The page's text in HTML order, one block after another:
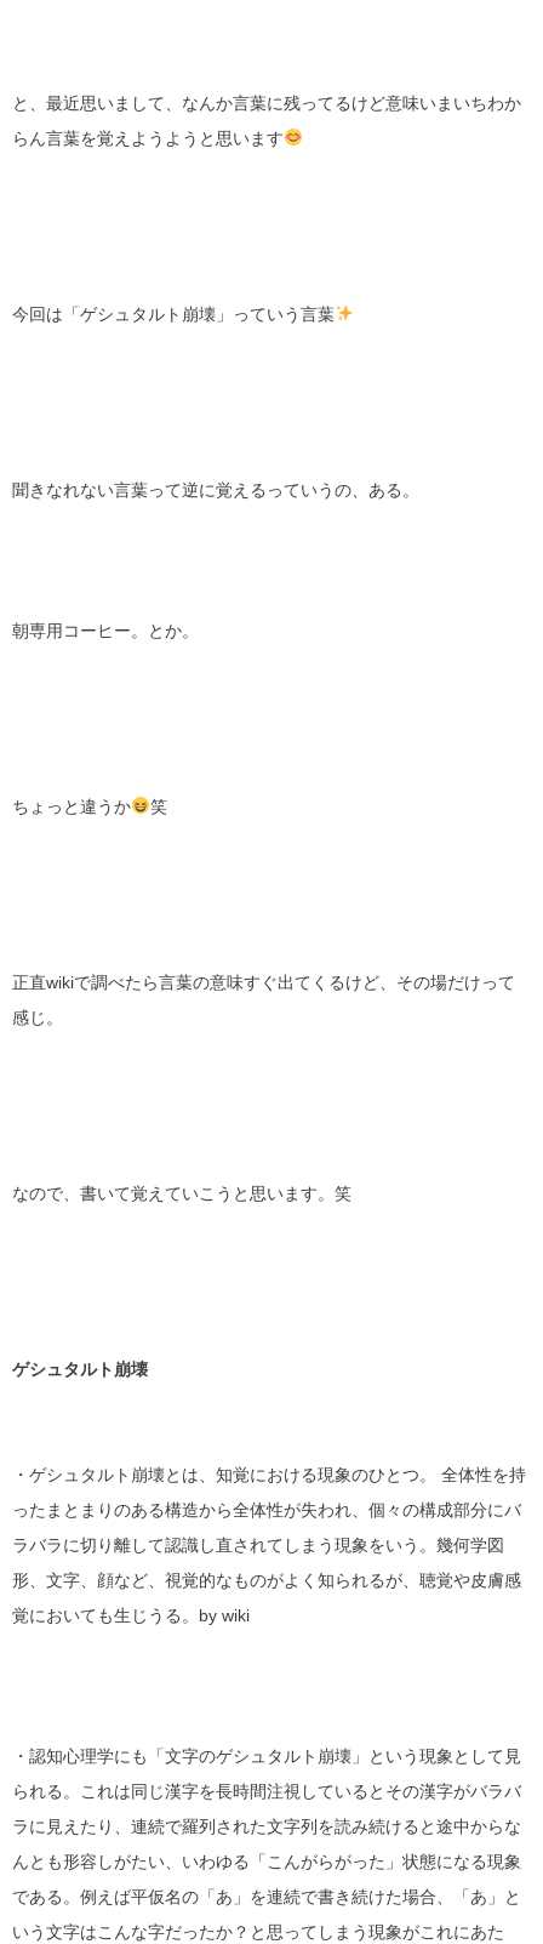
と、最近思いまして、なんか言葉に残ってるけど意味いまいちわか
らん言葉を覚えようようと思います
今回は「ゲシュタルト崩壊」っていう言葉
聞きなれない言葉って逆に覚えるっていうの、ある。
朝専用コーヒー。とか。
ちょっと違うか 笑
正直wikiで調べたら言葉の意味すぐ出てくるけど、その場だけって
感じ。
なので、書いて覚えていこうと思います。笑
ゲシュタルト崩壊
・ゲシュタルト崩壊とは、知覚における現象のひとつ。 全体性を持
ったまとまりのある構造から全体性が失われ、個々の構成部分にバ
ラバラに切り離して認識し直されてしまう現象をいう。幾何学図
形、文字、顔など、視覚的なものがよく知られるが、聴覚や皮膚感
覚においても生じうる。by wiki
・認知心理学にも「文字のゲシュタルト崩壊」という現象として見
られる。これは同じ漢字を長時間注視しているとその漢字がバラバ
ラに見えたり、連続で羅列された文字列を読み続けると途中からな
んとも形容しがたい、いわゆる「こんがらがった」状態になる現象
である。例えば平仮名の「あ」を連続で書き続けた場合、「あ」と
いう文字はこんな字だったか？と思ってしまう現象がこれにあた